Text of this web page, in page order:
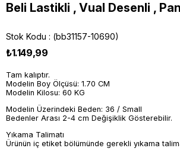
Beli Lastikli , Vual Desenli ,
Stok Kodu (bb31157-10690)
₺1.149,99
Tam kalıptır.
Modelin Boy Ölçüsü: 1.70 CM
Modelin Kilosu: 60 KG
Modelin Üzerindeki Beden: 36 / Small
Bedenler Arası 2-4 cm Değişiklik Gösterebilir.
Yıkama Talimatı
Ürünün iç etiket bölümünde gerekli yıkama